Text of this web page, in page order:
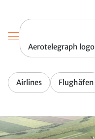
Aerotelegraph logo
Airlines Flughäfen